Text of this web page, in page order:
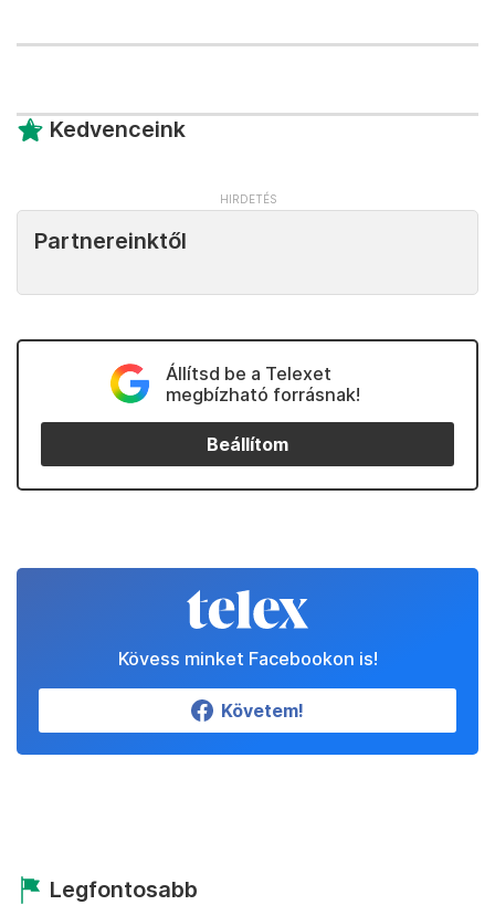
Kedvenceink
Partnereinktől
Állítsd be a Telexet
megbízható forrásnak!
Beállítom
Kövess minket Facebookon is!
Követem!
Legfontosabb